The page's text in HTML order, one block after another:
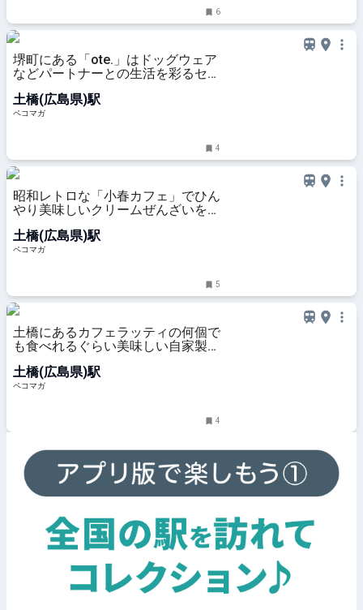
6
堺町にある「ote.」はドッグウェア
などパートナーとの生活を彩るセレ
土橋(広島県)駅
ペコマガ
4
昭和レトロな「小春カフェ」でひん
やり美味しいクリームぜんざいを食
土橋(広島県)駅
ペコマガ
5
土橋にあるカフェラッティの何個で
も食べれるぐらい美味しい自家製チ
土橋(広島県)駅
ペコマガ
4